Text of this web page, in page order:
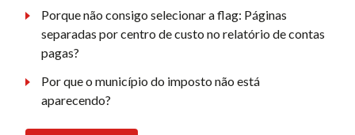
Porque não consigo selecionar a flag: Páginas
separadas por centro de custo no relatório de contas
pagas?
Por que o município do imposto não está
aparecendo?